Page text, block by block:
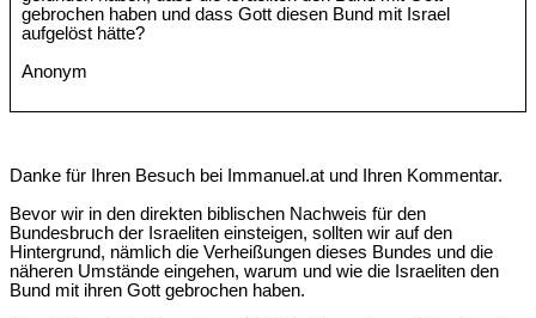
gebrochen haben und dass Gott diesen Bund mit Israel
aufgelöst hätte?
Anonym
Danke für Ihren Besuch bei Immanuel.at und Ihren Kommentar.
Bevor wir in den direkten biblischen Nachweis für den
Bundesbruch der Israeliten einsteigen, sollten wir auf den
Hintergrund, nämlich die Verheißungen dieses Bundes und die
näheren Umstände eingehen, warum und wie die Israeliten den
Bund mit ihren Gott gebrochen haben.